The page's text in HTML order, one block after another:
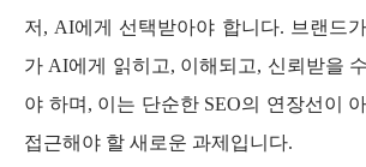
저, AI에게 선택받아야 합니다. 브랜드
가 AI에게 읽히고, 이해되고, 신뢰받을
야 하며, 이는 단순한 SEO의 연장선이
접근해야 할 새로운 과제입니다.